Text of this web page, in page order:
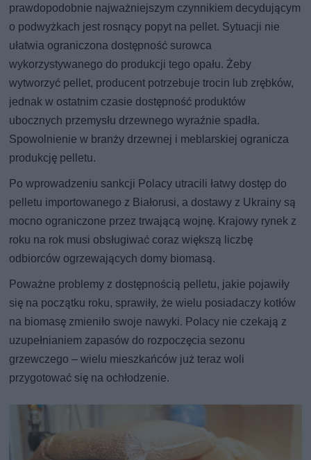
prawdopodobnie najważniejszym czynnikiem decydującym
o podwyżkach jest rosnący popyt na pellet. Sytuacji nie
ułatwia ograniczona dostępność surowca
wykorzystywanego do produkcji tego opału. Żeby
wytworzyć pellet, producent potrzebuje trocin lub zrębków,
jednak w ostatnim czasie dostępność produktów
ubocznych przemysłu drzewnego wyraźnie spadła.
Spowolnienie w branży drzewnej i meblarskiej ogranicza
produkcję pelletu.
Po wprowadzeniu sankcji Polacy utracili łatwy dostęp do
pelletu importowanego z Białorusi, a dostawy z Ukrainy są
mocno ograniczone przez trwającą wojnę. Krajowy rynek z
roku na rok musi obsługiwać coraz większą liczbę
odbiorców ogrzewających domy biomasą.
Poważne problemy z dostępnością pelletu, jakie pojawiły
się na początku roku, sprawiły, że wielu posiadaczy kotłów
na biomasę zmieniło swoje nawyki. Polacy nie czekają z
uzupełnianiem zapasów do rozpoczęcia sezonu
grzewczego – wielu mieszkańców już teraz woli
przygotować się na ochłodzenie.